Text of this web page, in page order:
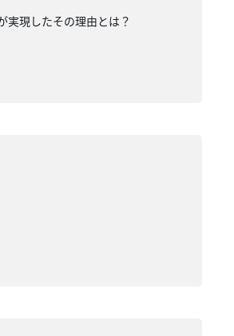
実現したその理由とは？